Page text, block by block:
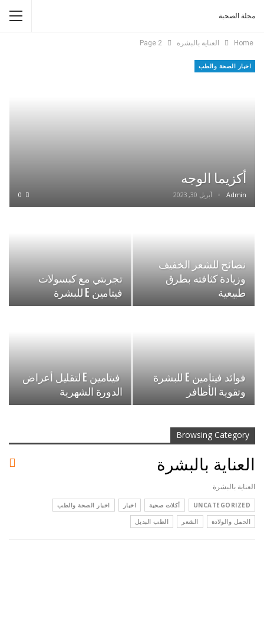
مجلة الصحبة
Home العناية بالبشرة Page 2
اخبار الصحة والطب
أكزيما الوجه
Admin أبريل 30, 2023
نصائح للشعر الخفيف
وزيادة كثافته بطرق
طبيعية
تجربتي مع كبسولات
فيتامين E للبشرة
فوائد فيتامين E للبشرة
وتقوية الأظافر
فيتامين E لتقليل أعراض
الدورة الشهرية
Browsing Category
العناية بالبشرة
العناية بالبشرة
UNCATEGORIZED أكلات صحية اخبار
اخبار الصحة والطب
الحمل والولادة
الشعر الطب البديل